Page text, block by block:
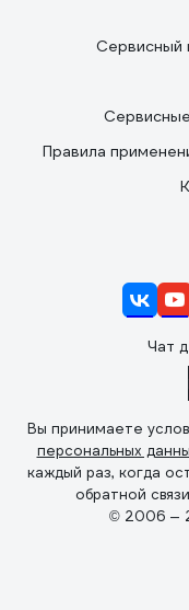
Сервисный
Правила
Чат
Вы принимаете
персональных
каждый раз, когда
обратной
© 2006 —